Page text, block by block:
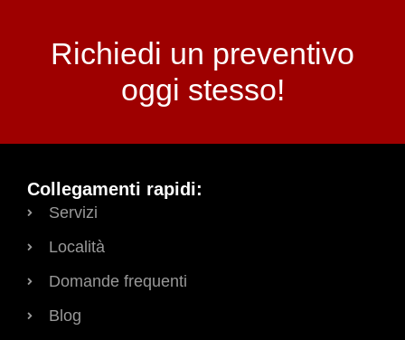
Richiedi un preventivo
oggi stesso!
Collegamenti rapidi:
Servizi
Località
Domande frequenti
Blog